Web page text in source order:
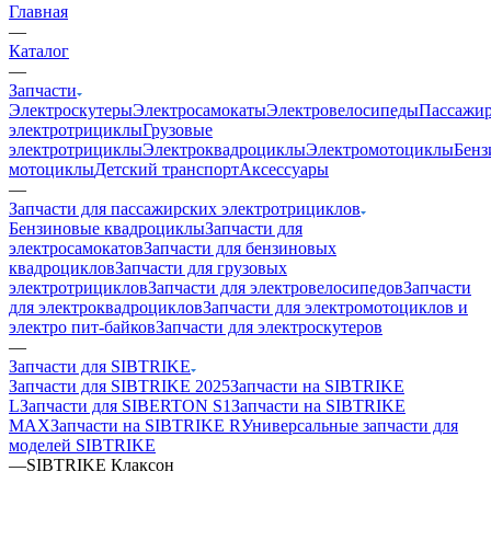
Главная
—
Каталог
—
Запчасти
ЭлектроскутерыЭлектросамокатыЭлектровелосипеды
электротрициклыГрузовые
электротрициклыЭлектроквадроциклыЭлектромотоциклы
мотоциклыДетский транспортАксессуары
—
Запчасти для пассажирских электротрициклов
Бензиновые квадроциклыЗапчасти для
электросамокатовЗапчасти для бензиновых
квадроцикловЗапчасти для грузовых
электротрицикловЗапчасти для электровелосипедовЗапчасти
для электроквадроцикловЗапчасти для электромотоциклов и
электро пит-байковЗапчасти для электроскутеров
—
Запчасти для SIBTRIKE
Запчасти для SIBTRIKE 2025Запчасти на SIBTRIKE
LЗапчасти для SIBERTON S1Запчасти на SIBTRIKE
MAXЗапчасти на SIBTRIKE RУниверсальные запчасти для
моделей SIBTRIKE
—SIBTRIKE Клаксон